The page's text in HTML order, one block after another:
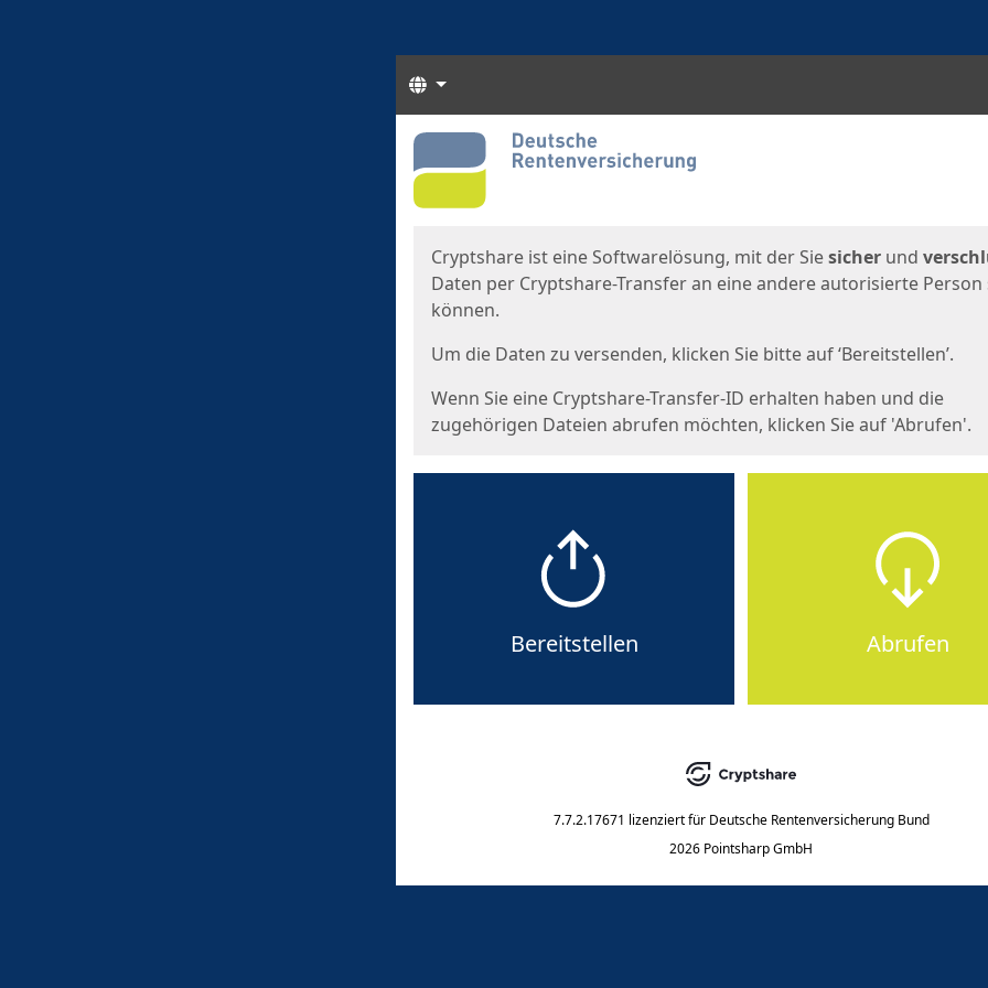
Sprachen
Start
Cryptshare ist eine Softwarelösung, mit der Siesicher und
Daten per Cryptshare-Transfer an eine andere autorisierte Person
können.
Um die Daten zu versenden, klicken Sie bitte auf ‘Bereitstellen’.
Wenn Sie eine Cryptshare-Transfer-ID erhalten haben und die
zugehörigen Dateien abrufen möchten, klicken Sie auf 'Abrufen'.
Bereitstellen Abrufen
7.7.2.17671 lizenziert für Deutsche Rentenversicherung Bund
2026 Pointsharp GmbH